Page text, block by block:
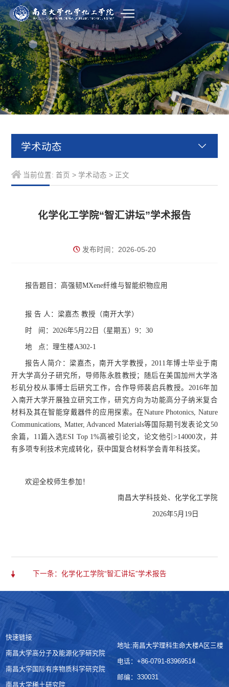
学术动态
当前位置: 首页 > 学术动态 > 正文
化学化工学院“智汇讲坛”学术报告
发布时间：2026-05-20
报告题目：高强韧MXene纤维与智能织物应用
报 告 人：梁嘉杰教授 （南开大学）
时 间： 2026年5月22日（星期五）9：30
地 点：理生楼A302-1
报告人简介：梁嘉杰，南开大学教授，2011年博士毕业于南
开大学高分子研究所，导师陈永胜教授；随后在美国加州大学洛
杉矶分校从事博士后研究工作，合作导师裴启兵教授。2016年加
入南开大学开展独立研究工作，研究方向为功能高分子纳米复合
材料及其在智能穿戴器件的应用探索。在Nature Photonics, Nature
Communications, Matter, Advanced Materials等国际期刊发表论文50
余篇，11篇入选ESI Top 1%高被引论文，论文他引>14000次，并
有多项专利技术完成转化，获中国复合材料学会青年科技奖。
欢迎全校师生参加！
南昌大学科技处、化学化工学院
2026年5月19日
下一条：化学化工学院“智汇讲坛”学术报告
快速链接
南昌大学高分子及能源化学研究院
南昌大学国际有序物质科学研究院
南昌大学稀土研究院
地址:南昌大学理科生命大楼A区三楼
电话：+86-0791-83969514
邮编：330031